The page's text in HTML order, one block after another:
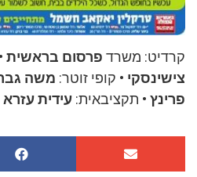
קרדיט: משרד פרסום בראשית
צישינסקי • קופי זוטר: משה
פרינץ • תקציבאית: עידית עזרא